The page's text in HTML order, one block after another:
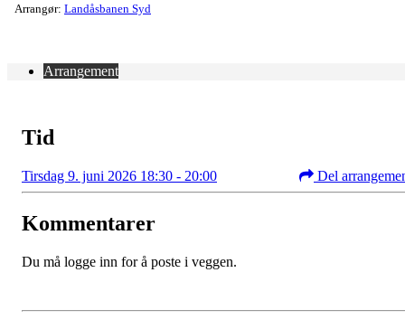
Arrangør: Landåsbanen Syd
Arrangement
Tid
Tirsdag 9. juni 2026 18:30 - 20:00 Del
Kommentarer
Du må logge inn for å poste i veggen.